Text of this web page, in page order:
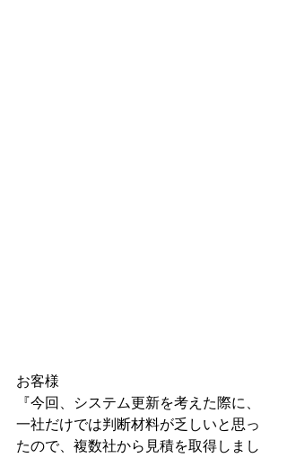
お客様
『今回、システム更新を考えた際に、
一社だけでは判断材料が乏しいと思っ
たので、複数社から見積を取得しまし